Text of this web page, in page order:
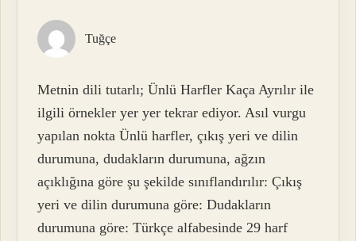
Tuğçe
Metnin dili tutarlı; Ünlü Harfler Kaça Ayrılır ile
ilgili örnekler yer yer tekrar ediyor. Asıl vurgu
yapılan nokta Ünlü harfler, çıkış yeri ve dilin
durumuna, dudakların durumuna, ağzın
açıklığına göre şu şekilde sınıflandırılır: Çıkış
yeri ve dilin durumuna göre: Dudakların
durumuna göre: Türkçe alfabesinde 29 harf